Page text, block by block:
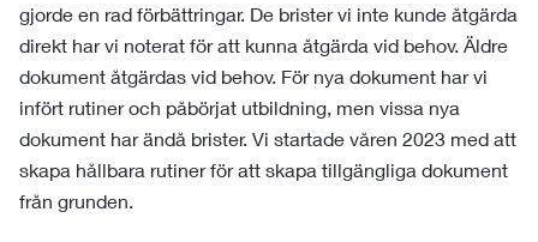
gjorde en rad förbättringar. De brister vi inte kunde åtgärda
direkt har vi noterat för att kunna åtgärda vid behov. Äldre
dokument åtgärdas vid behov. För nya dokument har vi
infört rutiner och påbörjat utbildning, men vissa nya
dokument har ändå brister. Vi startade våren 2023 med att
skapa hållbara rutiner för att skapa tillgängliga dokument
från grunden.